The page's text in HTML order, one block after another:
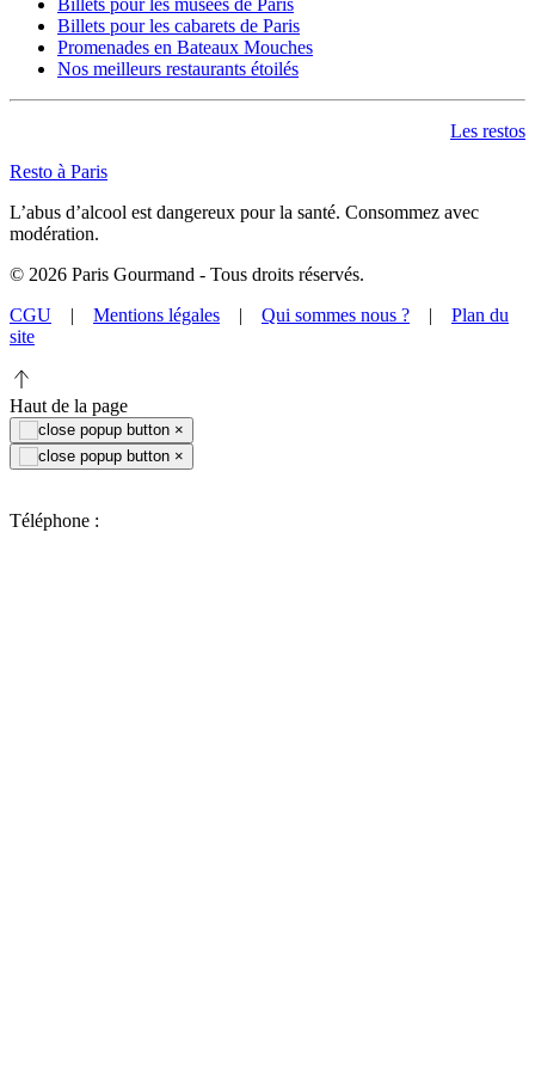
Billets pour les musées de Paris
Billets pour les cabarets de Paris
Promenades en Bateaux Mouches
Nos meilleurs restaurants étoilés
Les restos
Resto à Paris
L’abus d’alcool est dangereux pour la santé. Consommez avec
modération.
© 2026 Paris Gourmand - Tous droits réservés.
CGU | Mentions légales | Qui sommes nous ? | Plan du
site
Haut de la page
×
×
Téléphone :